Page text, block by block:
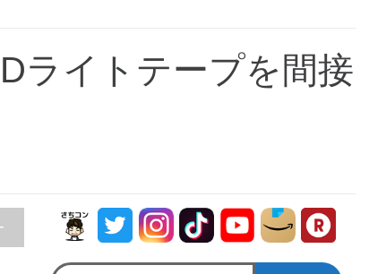
ライトテープを間接